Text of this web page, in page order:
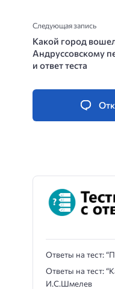
Следующая запись
Какой город
Андруссовскому
и ответ теста
Ответы на тест:
Ответы на тест:
И.С.Шмелев